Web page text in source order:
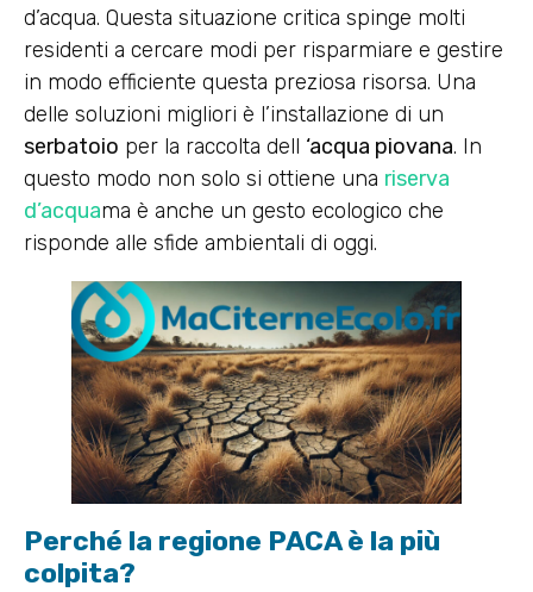
d’acqua. Questa situazione critica spinge molti
residenti a cercare modi per risparmiare e gestire
in modo efficiente questa preziosa risorsa. Una
delle soluzioni migliori è l’installazione di un
serbatoio per la raccolta dell ‘acqua piovana. In
questo modo non solo si ottiene una riserva
d’acquama è anche un gesto ecologico che
risponde alle sfide ambientali di oggi.
Perché la regione PACA è la più
colpita?